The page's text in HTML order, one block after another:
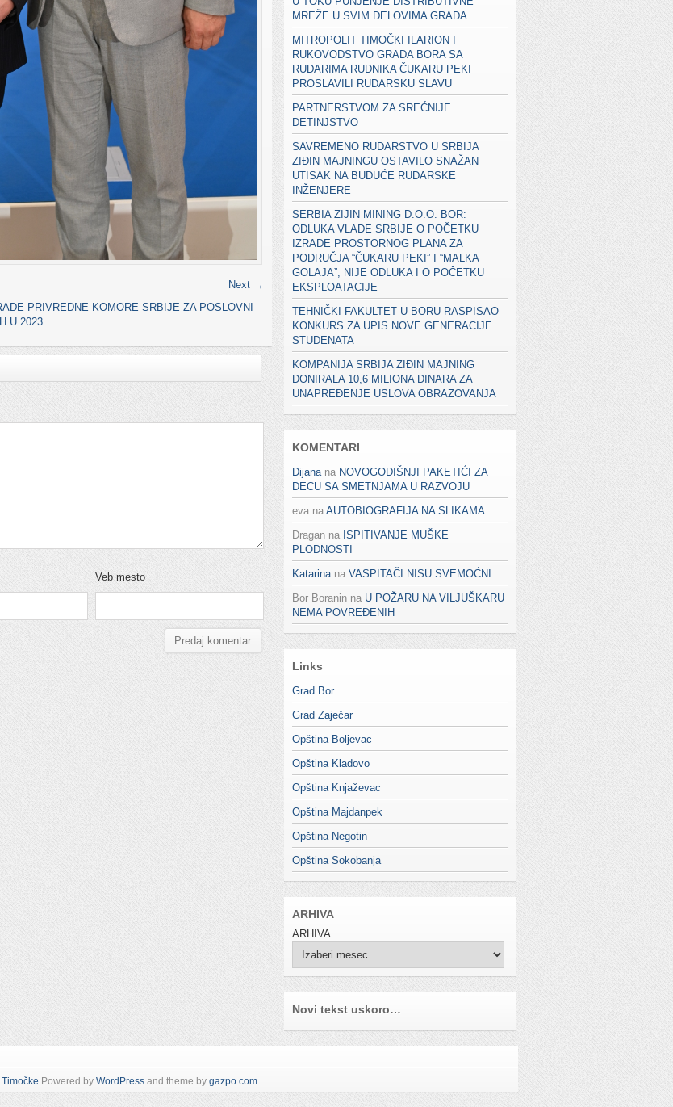
Next →
PRIVREDNE KOMORE SRBIJE ZA POSLOVNI
U 2023.
Veb mesto
MREŽE U SVIM DELOVIMA GRADA
MITROPOLIT TIMOČKI ILARION I
RUKOVODSTVO GRADA BORA SA
RUDARIMA RUDNIKA ČUKARU PEKI
PROSLAVILI RUDARSKU SLAVU
PARTNERSTVOM ZA SREĆNIJE
DETINJSTVO
SAVREMENO RUDARSTVO U SRBIJA
ZIĐIN MAJNINGU OSTAVILO SNAŽAN
UTISAK NA BUDUĆE RUDARSKE
INŽENJERE
SERBIA ZIJIN MINING D.O.O. BOR:
ODLUKA VLADE SRBIJE O POČETKU
IZRADE PROSTORNOG PLANA ZA
PODRUČJA “ČUKARU PEKI” I “MALKA
GOLAJA”, NIJE ODLUKA I O POČETKU
EKSPLOATACIJE
TEHNIČKI FAKULTET U BORU RASPISAO
KONKURS ZA UPIS NOVE GENERACIJE
STUDENATA
KOMPANIJA SRBIJA ZIĐIN MAJNING
DONIRALA 10,6 MILIONA DINARA ZA
UNAPREĐENJE USLOVA OBRAZOVANJA
KOMENTARI
Dijanana NOVOGODIŠNJI PAKETIĆI ZA
DECU SA SMETNJAMA U RAZVOJU
eva na AUTOBIOGRAFIJA NA SLIKAMA
Dragan na ISPITIVANJE MUŠKE
PLODNOSTI
Katarinana VASPITAČI NISU SVEMOĆNI
Bor Boranin na U POŽARU NA VILJUŠKARU
NEMA POVREĐENIH
Links
Grad Bor
Grad Zaječar
Opština Boljevac
Opština Kladovo
Opština Knjaževac
Opština Majdanpek
Opština Negotin
Opština Sokobanja
ARHIVA
ARHIVA
Novi tekst uskoro…
Timočke Powered by WordPress and theme by gazpo.com.